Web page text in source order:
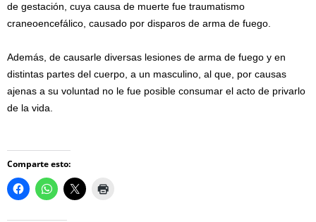
de gestación, cuya causa de muerte fue traumatismo
craneoencefálico, causado por disparos de arma de fuego.
Además, de causarle diversas lesiones de arma de fuego y en
distintas partes del cuerpo, a un masculino, al que, por causas
ajenas a su voluntad no le fue posible consumar el acto de privarlo
de la vida.
Comparte esto: